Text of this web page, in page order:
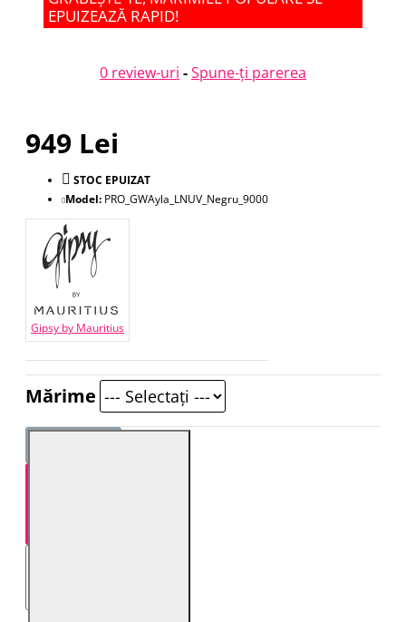
EPUIZEAZĂ RAPID!
0 review-uri -Spune-ţi parerea
949 Lei
STOC EPUIZAT
Model: PRO_GWAyla_LNUV_Negru_9000
Gipsy by Mauritius
Mărime